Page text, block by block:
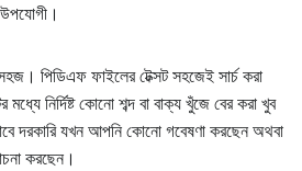
পিডিএফ ফাইলের টেক্সট সহজেই সার্চ করা
নির্দিষ্ট কোনো শব্দ বা বাক্য খুঁজে বের করা খুব
দরকারি যখন আপনি কোনো গবেষণা করছেন অথবা
করছেন।